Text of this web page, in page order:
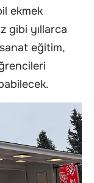
ekmek
gibi yıllarca
eğitim,